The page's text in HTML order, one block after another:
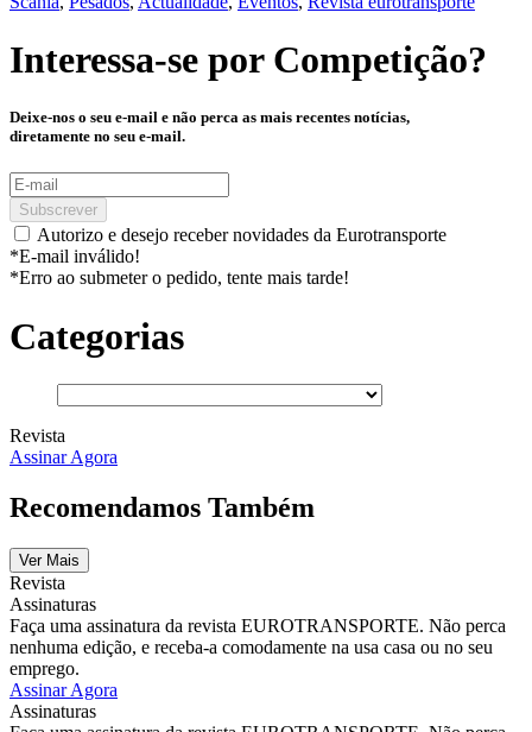
Interessa-se por Competição?
Deixe-nos o seu e-mail e não perca as mais recentes notícias,
diretamente no seu e-mail.
Subscrever
Autorizo e desejo receber novidades da Eurotransporte
*E-mail inválido!
*Erro ao submeter o pedido, tente mais tarde!
Categorias
Revista
Assinar Agora
Recomendamos Também
Ver Mais
Revista
Assinaturas
Faça uma assinatura da revista EUROTRANSPORTE. Não perca
nenhuma edição, e receba-a comodamente na usa casa ou no seu
emprego.
Assinar Agora
Assinaturas